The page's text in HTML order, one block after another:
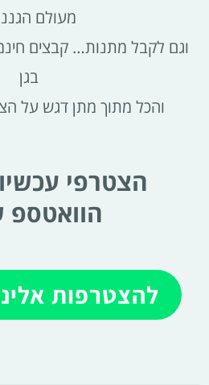
מעולם
וגם לקבל מתנות… קבצים
בגן
והכל מתוך מתן דגש על
הצטרפי
הוואטספ
להצטרפות